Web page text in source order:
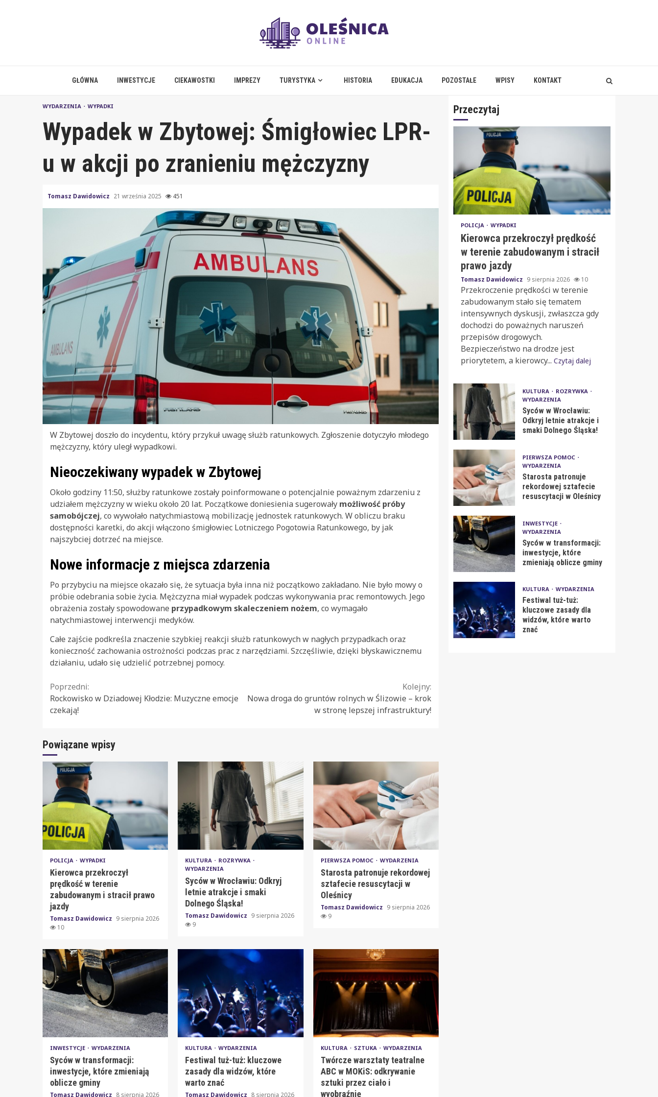
GŁÓWNA INWESTYCJE CIEKAWOSTKI IMPREZY TURYSTYKA HISTORIA EDUKACJA POZOSTAŁE WPISY KONTAKT
WYDARZENIA WYPADKI
Wypadek w Zbytowej: Śmigłowiec LPR-
u w akcji po zranieniu mężczyzny
Tomasz Dawidowicz 21 września 2025 451
W Zbytowej doszło do incydentu, który przykuł uwagę służb ratunkowych. Zgłoszenie dotyczyło młodego
mężczyzny, który uległ wypadkowi.
Nieoczekiwany wypadek w Zbytowej
Około godziny 11:50, służby ratunkowe zostały poinformowane o potencjalnie poważnym zdarzeniu z
udziałem mężczyzny w wieku około 20 lat. Początkowe doniesienia sugerowały możliwość próby
samobójczej, co wywołało natychmiastową mobilizację jednostek ratunkowych. W obliczu braku
dostępności karetki, do akcji włączono śmigłowiec Lotniczego Pogotowia Ratunkowego, by jak
najszybciej dotrzeć na miejsce.
Nowe informacje z miejsca zdarzenia
Po przybyciu na miejsce okazało się, że sytuacja była inna niż początkowo zakładano. Nie było mowy o
próbie odebrania sobie życia. Mężczyzna miał wypadek podczas wykonywania prac remontowych. Jego
obrażenia zostały spowodowane przypadkowym skaleczeniem nożem, co wymagało
natychmiastowej interwencji medyków.
Całe zajście podkreśla znaczenie szybkiej reakcji służb ratunkowych w nagłych przypadkach oraz
konieczność zachowania ostrożności podczas prac z narzędziami. Szczęśliwie, dzięki błyskawicznemu
działaniu, udało się udzielić potrzebnej pomocy.
Continue
Reading
Poprzedni:
Rockowisko w Dziadowej Kłodzie: Muzyczne emocje
czekają!
Kolejny:
Nowa droga do gruntów rolnych w Ślizowie – krok
w stronę lepszej infrastruktury!
Powiązane wpisy
POLICJA WYPADKI
Kierowca przekroczył
prędkość w terenie
zabudowanym i stracił prawo
jazdy
Tomasz Dawidowicz 9 sierpnia 2026
10
KULTURA
ROZRYWKA
WYDARZENIA
Syców w Wrocławiu: Odkryj
letnie atrakcje i smaki
Dolnego Śląska!
Tomasz Dawidowicz 9 sierpnia 2026
9
PIERWSZA POMOC WYDARZENIA
Starosta patronuje rekordowej
sztafecie resuscytacji w
Oleśnicy
Tomasz Dawidowicz 9 sierpnia 2026
9
INWESTYCJE WYDARZENIA
Syców w transformacji:
inwestycje, które zmieniają
oblicze gminy
Tomasz Dawidowicz 8 sierpnia 2026
KULTURA WYDARZENIA
Festiwal tuż-tuż: kluczowe
zasady dla widzów, które
warto znać
Tomasz Dawidowicz 8 sierpnia 2026
KULTURA SZTUKA WYDARZENIA
Twórcze warsztaty teatralne
ABC w MOKiS: odkrywanie
sztuki przez ciało i
wyobraźnię
Przeczytaj
POLICJA WYPADKI
Kierowca przekroczył prędkość
w terenie zabudowanym i stracił
prawo jazdy
Tomasz Dawidowicz 9 sierpnia 2026 10
Przekroczenie prędkości w terenie
zabudowanym stało się tematem
intensywnych dyskusji, zwłaszcza gdy
dochodzi do poważnych naruszeń
przepisów drogowych.
Bezpieczeństwo na drodze jest
priorytetem, a kierowcy... Czytaj dalej
KULTURA
ROZRYWKA
WYDARZENIA
Syców w Wrocławiu:
Odkryj letnie atrakcje i
smaki Dolnego Śląska!
PIERWSZA POMOC
WYDARZENIA
Starosta patronuje
rekordowej sztafecie
resuscytacji w Oleśnicy
INWESTYCJE
WYDARZENIA
Syców w transformacji:
inwestycje, które
zmieniają oblicze gminy
KULTURA WYDARZENIA
Festiwal tuż-tuż:
kluczowe zasady dla
widzów, które warto
znać